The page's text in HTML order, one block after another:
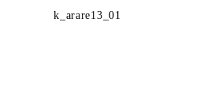
k_arare13_01